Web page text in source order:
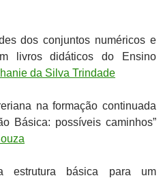
dos conjuntos numéricos e
livros didáticos do Ensino
da Silva Trindade
na formação continuada
Básica: possíveis caminhos”
estrutura básica para um